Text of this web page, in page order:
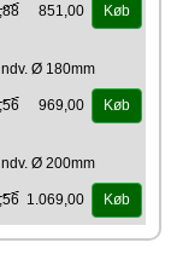
851,00 Køb
Ø 180mm
969,00 Køb
Ø 200mm
1.069,00 Køb